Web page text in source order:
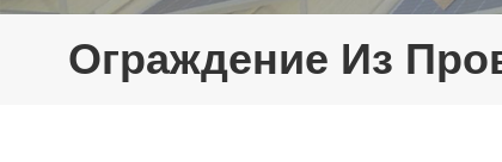
Ограждение Из